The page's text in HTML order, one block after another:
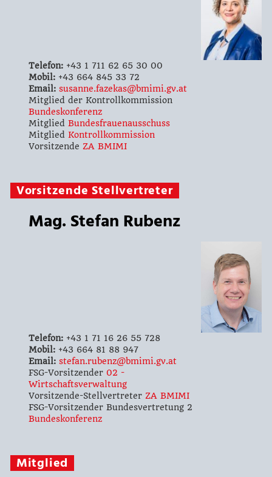
Telefon:+43 1 711 62 65 30 00
Mobil:+43 664 845 33 72
Email: susanne.fazekas@bmimi.gv.at
Mitglied der Kontrollkommission
Bundeskonferenz
Mitglied Bundesfrauenausschuss
Mitglied Kontrollkommission
Vorsitzende ZA BMIMI
Vorsitzende Stellvertreter
Mag. Stefan Rubenz
Telefon:+43 1 71 16 26 55 728
Mobil:+43 664 81 88 947
Email: stefan.rubenz@bmimi.gv.at
FSG-Vorsitzender 02 -
Wirtschaftsverwaltung
Vorsitzende-Stellvertreter ZA BMIMI
FSG-Vorsitzender Bundesvertretung 2
Bundeskonferenz
Mitglied